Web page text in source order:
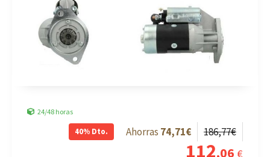
24/48 horas
40% Dto. 74,71€ 186,77€
112,06 €